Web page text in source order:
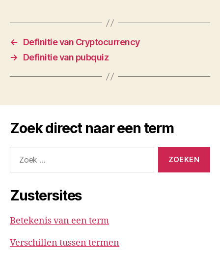
←
Definitie van Cryptocurrency
→
Definitie van pubquiz
Zoek direct naar een term
naar:
Zustersites
Betekenis van een term
Verschillen tussen termen